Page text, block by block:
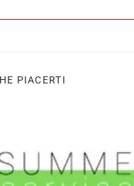
PIACERTI